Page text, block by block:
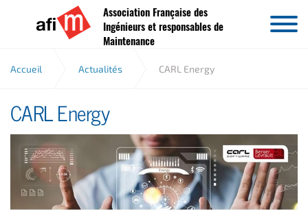
Aller au contenu
Association Française des
Ingénieurs et responsables de
Maintenance
Accueil Actualités CARL Energy
CARL Energy